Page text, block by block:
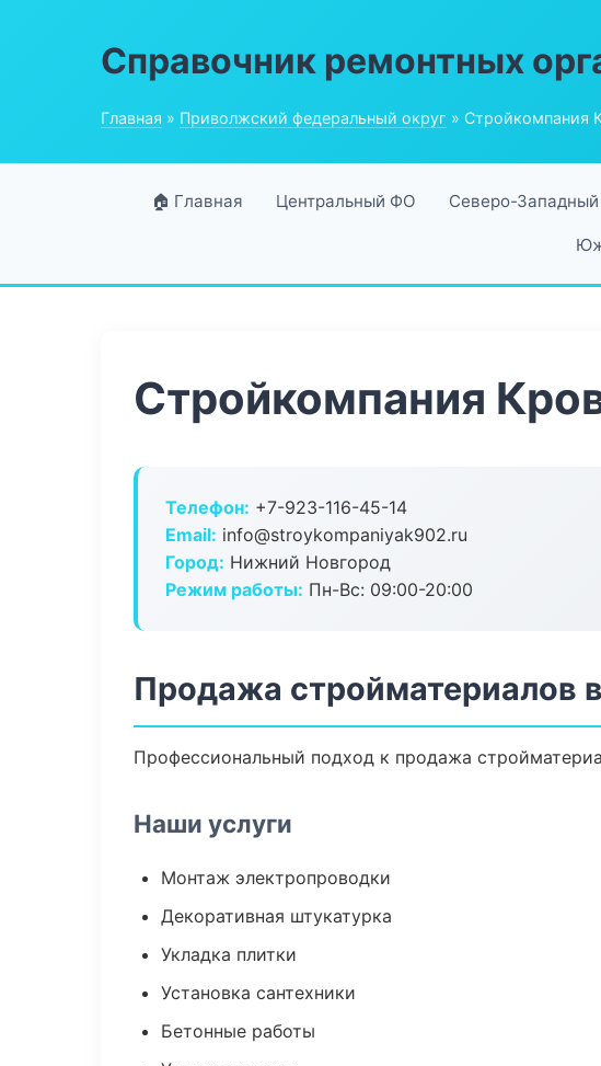
Справочник ремонтных
Главная » Приволжский федеральный округ » Стройкомпания
🏠 Главная Центральный ФО Северо-
Стройкомпания
Телефон: +7-923-116-45-14
Email: info@stroykompaniyak902.ru
Город: Нижний Новгород
Режим работы: Пн-Вс: 09:00-20:00
Продажа стройматериалов
Профессиональный подход к продажа
Наши услуги
Монтаж электропроводки
Декоративная штукатурка
Укладка плитки
Установка сантехники
Бетонные работы